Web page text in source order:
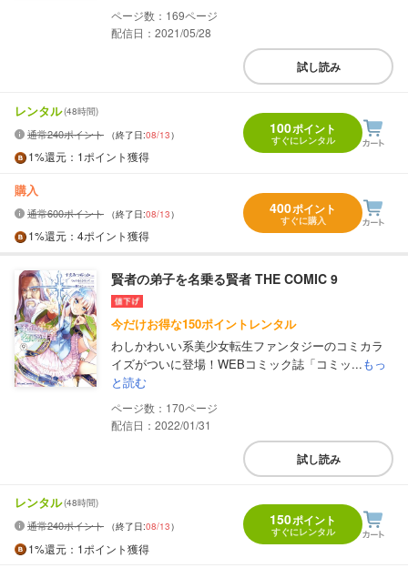
169
配信日：2021/05/28
試し読み
レンタル(48時間)
通常240ポイント （終了日:08/13）
1%還元 ：1ポイント獲得
100ポイント
すぐにレンタル
購入
通常600ポイント （終了日:08/13）
1%還元 ：4ポイント獲得
400ポイント
すぐに購入
賢者の弟子を名乗る賢者 THE COMIC 9
今だけお得な150ポイントレンタル
わしかわいい系美少女転生ファンタジーのコミカラ
イズがついに登場！WEBコミック誌「コミッ...もっ
と読む
170
配信日：2022/01/31
試し読み
レンタル(48時間)
通常240ポイント （終了日:08/13）
1%還元 ：1ポイント獲得
150ポイント
すぐにレンタル